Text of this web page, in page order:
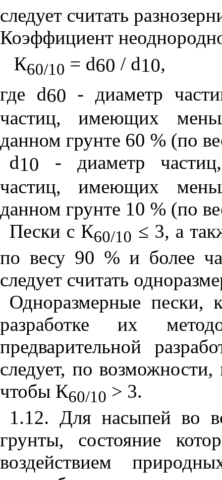
следует считать
Коэффициент неодноро
К60/10 = d60 / d10,
где d60 - диаметр
частиц, имеющих
данном грунте 60 % (по
d10 - диаметр
частиц, имеющих
данном грунте 10 % (по
Пески с К60/10 ≤ 3, а
по весу 90 % и более
следует считать
Одноразмерные пески,
разработке их
предварительной
следует, по
чтобы К60/10 > 3.
1.12. Для насыпей во
грунты, состояние
воздействием